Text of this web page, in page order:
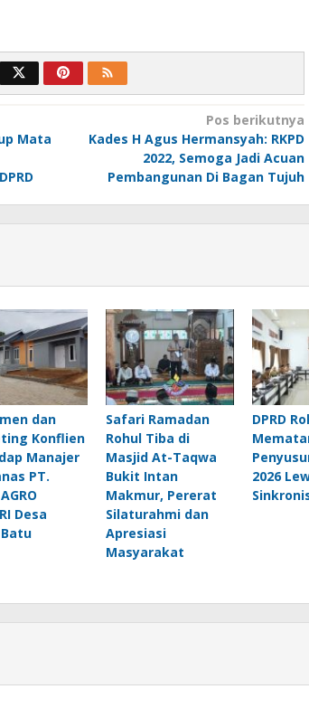
Mata
Pos berikutnya
Kades H Agus Hermansyah: RKPD
2022, Semoga Jadi Acuan
Pembangunan Di Bagan Tujuh
dan
Konflien
Manajer
PT.
Desa
Safari Ramadan
Rohul Tiba di
Masjid At-Taqwa
Bukit Intan
Makmur, Pererat
Silaturahmi dan
Apresiasi
Masyarakat
DPRD
2026